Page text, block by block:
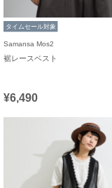
タイムセール対象
Samansa Mos2
裾レースベスト
¥6,490